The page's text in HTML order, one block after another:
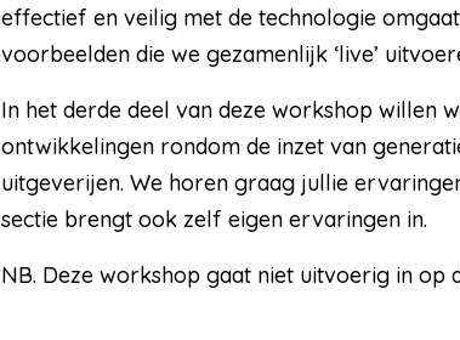
effectief en veilig met de technologie
voorbeelden die we gezamenlijk ‘live’
In het derde deel van deze workshop willen
ontwikkelingen rondom de inzet van
uitgeverijen. We horen graag jullie
sectie brengt ook zelf eigen ervaringen in.
NB. Deze workshop gaat niet uitvoerig in op